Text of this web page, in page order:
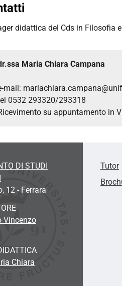
didattica del Cds in Filosofia
Maria Chiara Campana
mail:
0532 293320/293318
su appuntamento in
DI STUDI
12 - Ferrara
Vincenzo
Chiara
Tutor